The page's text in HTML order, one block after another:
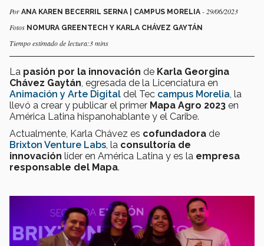
Por ANA KAREN BECERRIL SERNA | CAMPUS MORELIA - 29/06/2023
Fotos NOMURA GREENTECH Y KARLA CHÁVEZ GAYTÁN
Tiempo estimado de lectura:3 mins
La pasión por la innovación de Karla Georgina
Chávez Gaytán , egresada de la Licenciatura en
Animación y Arte Digital del Tec campus Morelia la
llevó a crear y publicar el primer Mapa Agro 2023 en
América Latina hispanohablante y el Caribe.
Actualmente, Karla Chávez es cofundadora de
Brixton Venture Labs , la consultoría de
innovación líder en América Latina y es la empresa
responsable del Mapa.